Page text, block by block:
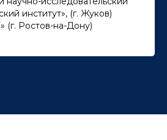
институт», (г. Жуков)
Ростов-на-Дону)